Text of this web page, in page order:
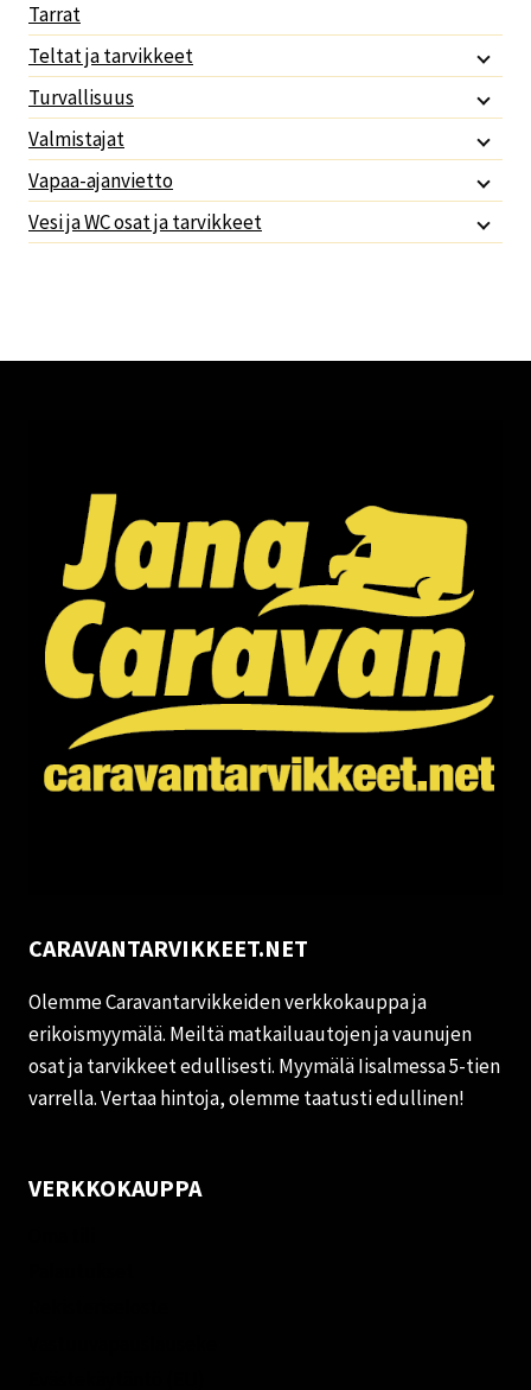
Tarrat
Teltat ja tarvikkeet
Turvallisuus
Valmistajat
Vapaa-ajanvietto
Vesi ja WC osat ja tarvikkeet
CARAVANTARVIKKEET.NET
Olemme Caravantarvikkeiden verkkokauppa ja
erikoismyymälä. Meiltä matkailuautojen ja vaunujen
osat ja tarvikkeet edullisesti. Myymälä Iisalmessa 5-tien
varrella. Vertaa hintoja, olemme taatusti edullinen!
VERKKOKAUPPA